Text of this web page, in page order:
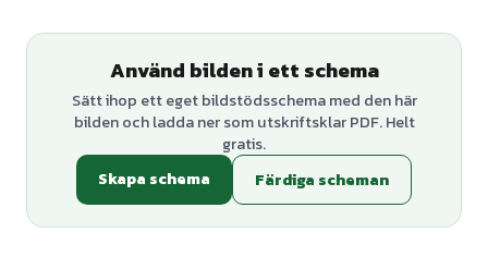
Använd bilden i ett schema
Sätt ihop ett eget bildstödsschema med den här
bilden och ladda ner som utskriftsklar PDF. Helt
gratis.
Skapa schema
Färdiga scheman